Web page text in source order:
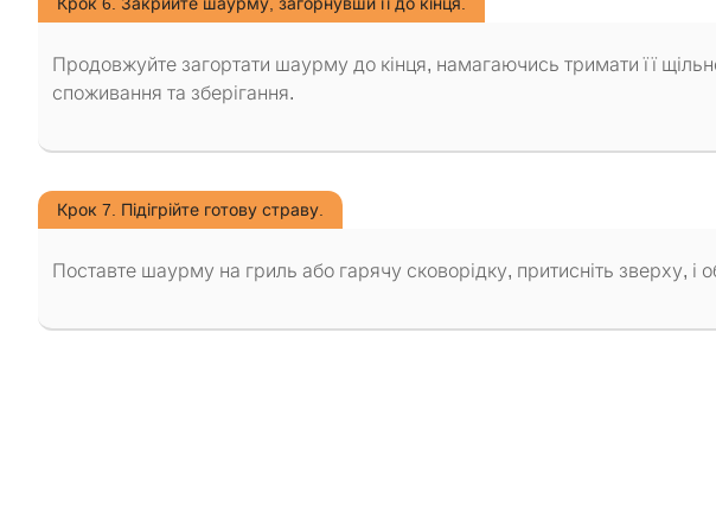
Крок 6. Закрийте шаурму, загорнувши її до кінця.
Продовжуйте загортати шаурму до кінця, намагаючись тримати її
споживання та зберігання.
Крок 7. Підігрійте готову страву.
Поставте шаурму на гриль або гарячу сковорідку, притисніть зверху, і